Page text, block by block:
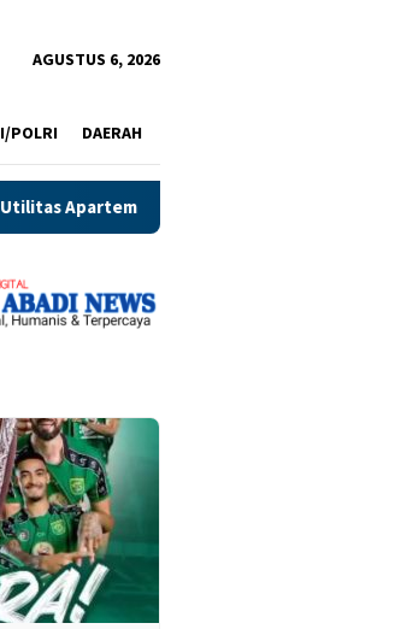
AGUSTUS 6, 2026
POLRI DAERAH
Golf Surabaya Berlanjut, Penyewa Minta